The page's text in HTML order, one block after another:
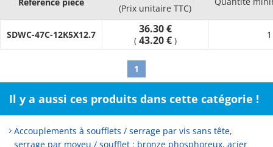
(Prix unitaire TTC)
SDWC-47C-12K5X12.7 36.30 €
( 43.20 € )
1
Il y a aussi ces produits dans cette catégorie !
Accouplements à soufflets / serrage par vis sans tête,
serrage par moyeu / soufflet : bronze phosphoreux, acier